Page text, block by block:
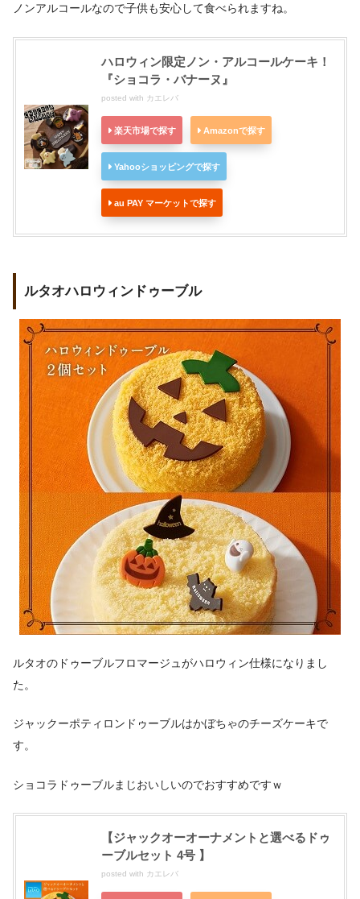
ノンアルコールなので子供も安心して食べられますね。
ハロウィン限定ノン・アルコールケーキ！
『ショコラ・バナーヌ』
posted with カエレバ
楽天市場で探す Amazonで探す
Yahooショッピングで探す
au PAY マーケットで探す
ルタオハロウィンドゥーブル
ルタオのドゥーブルフロマージュがハロウィン仕様になりまし
た。
ジャックーポティロンドゥーブルはかぼちゃのチーズケーキで
す。
ショコラドゥーブルまじおいしいのでおすすめですｗ
【ジャックオーオーナメントと選べるドゥ
ーブルセット 4号 】
posted with カエレバ